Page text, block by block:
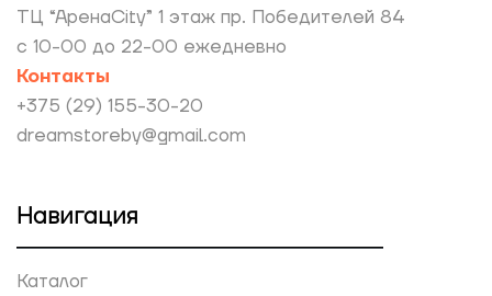
ТЦ “АренаCity” 1 этаж пр. Победителей 84
с 10-00 до 22-00 ежедневно
Контакты
+375 (29) 155-30-20
dreamstoreby@gmail.com
Навигация
Каталог